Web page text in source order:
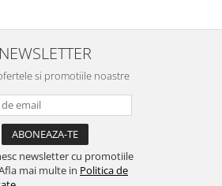
NEWSLETTER
si promotiile noastre
newsletter cu promotiile
mai multe in Politica de